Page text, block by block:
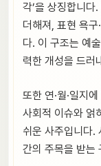
각’을 상징합니
더해져, 표현 욕구
다. 이 구조는 예
력한 개성을 드러
또한 연·월·일지
사회적 이슈와 얽
쉬운 사주입니다.
간의 주목을 받는